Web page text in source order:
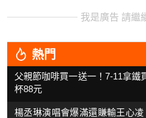
我是廣告 請繼
熱門
父親節咖啡買一送一！7-11拿
杯88元
楊丞琳演唱會爆滿還賺輸王心凌